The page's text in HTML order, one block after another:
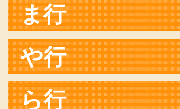
ま行
や行
ら行